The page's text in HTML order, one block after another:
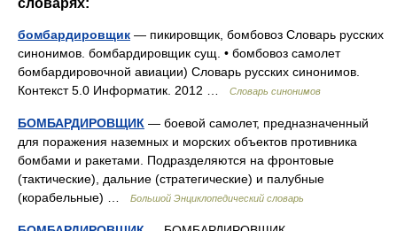
словарях:
бомбардировщик — пикировщик, бомбовоз Словарь русских
синонимов. бомбардировщик сущ. • бомбовоз самолет
бомбардировочной авиации) Словарь русских синонимов.
Контекст 5.0 Информатик. 2012 …
Словарь синонимов
БОМБАРДИРОВЩИК — боевой самолет, предназначенный
для поражения наземных и морских объектов противника
бомбами и ракетами. Подразделяются на фронтовые
(тактические), дальние (стратегические) и палубные
(корабельные) …
Большой Энциклопедический словарь